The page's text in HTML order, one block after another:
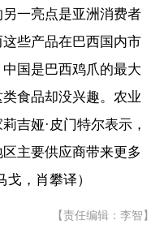
一亮点是亚洲消费者
些产品在巴西国内市
国是巴西鸡爪的最大
食品却没兴趣。农业
吉娅·皮门特尔表示，
主要供应商带来更多
，肖攀译）
【责任编辑：李智】